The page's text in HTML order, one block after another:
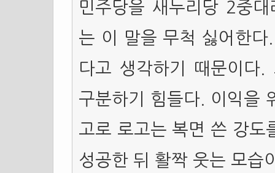
민주당을 새누리당 2중
는 이 말을 무척 싫어한
다고 생각하기 때문이다
구분하기 힘들다. 이익을
고로 로고는 복면 쓴 강도
성공한 뒤 활짝 웃는 모습